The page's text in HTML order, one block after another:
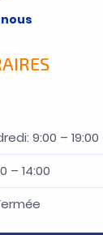
9:00 – 19:00
– 14:00